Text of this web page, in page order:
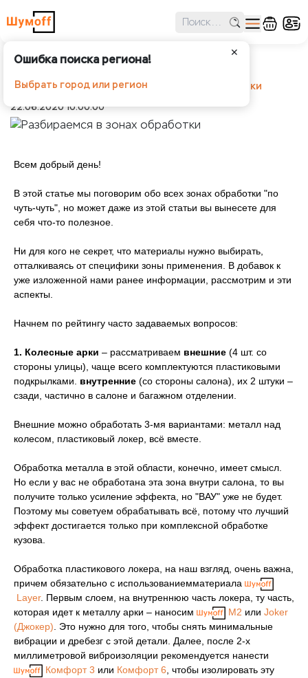
✕
Ошибка поиска региона!
Выбрать город или регион
Разбираемся в зонах обработки
Шумоff Статьи Разбираемся в зонах обработки
22.06.2020 10:00:00
Всем добрый день!
В этой статье мы поговорим обо всех зонах обработки "по
чуть-чуть", но может даже из этой статьи вы вынесете для
себя что-то полезное.
Ни для кого не секрет, что материалы нужно выбирать,
отталкиваясь от специфики зоны применения. В добавок к
уже изложенной нами ранее информации, рассмотрим и эти
аспекты.
Начнем по рейтингу часто задаваемых вопросов:
1. Колесные арки – рассматриваем внешние (4 шт. со
стороны улицы), чаще всего комплектуются пластиковыми
подкрылками. внутренние (со стороны салона), их 2 штуки –
сзади, частично в салоне и багажном отделении.
Внешние можно обработать 3-мя вариантами: металл над
колесом, пластиковый локер, всё вместе.
Обработка металла в этой области, конечно, имеет смысл.
Но если у вас не обработана эта зона внутри салона, то вы
получите только усиление эффекта, но "ВАУ" уже не будет.
Поэтому мы советуем обрабатывать всё, потому что лучший
эффект достигается только при комплексной обработке
кузова.
Обработка пластикового локера, на наш взгляд, очень важна,
причем обязательно с использованиемматериала
Layer. Первым слоем, на внутреннюю часть локера, ту часть,
которая идет к металлу арки – наносим
М2 или Joker
(Джокер) . Это нужно для того, чтобы снять минимальные
вибрации и дребезг с этой детали. Далее, после 2-х
миллиметровой виброизоляции рекомендуется нанести
Комфорт 3 или Комфорт 6 , чтобы изолировать эту